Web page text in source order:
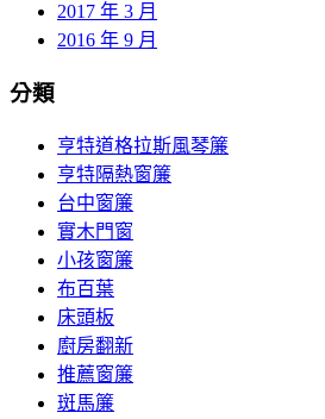
2017 年 3 月
2016 年 9 月
分類
亨特道格拉斯風琴簾
亨特隔熱窗簾
台中窗簾
實木門窗
小孩窗簾
布百葉
床頭板
廚房翻新
推薦窗簾
斑馬簾